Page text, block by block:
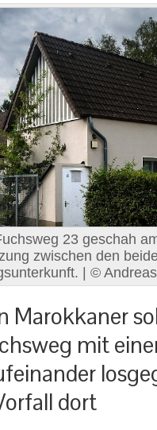
23 geschah
zwischen den
| ©
Marokkaner
mit
dort